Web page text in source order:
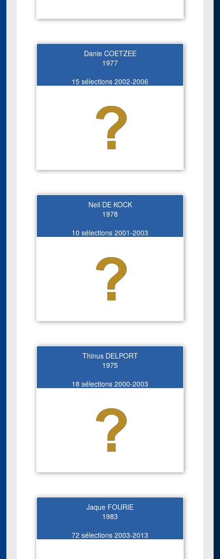
Danie COETZEE
1977
15 sélections 2002-2006
Neil DE KOCK
1978
10 sélections 2001-2003
Thinus DELPORT
1975
18 sélections 2000-2003
Jaque FOURIE
1983
72 sélections 2003-2013